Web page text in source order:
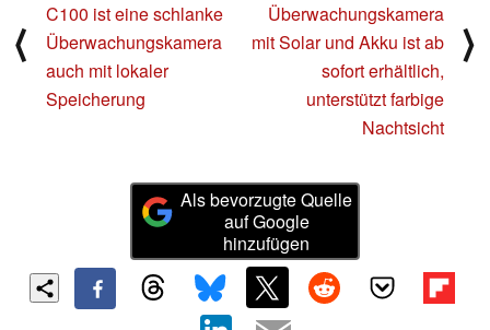
⟨
C100 ist eine schlanke
Überwachungskamera
auch mit lokaler
Speicherung
Überwachungskamera
mit Solar und Akku ist ab
sofort erhältlich,
unterstützt farbige
Nachtsicht
⟩
Als bevorzugte Quelle
auf Google
hinzufügen